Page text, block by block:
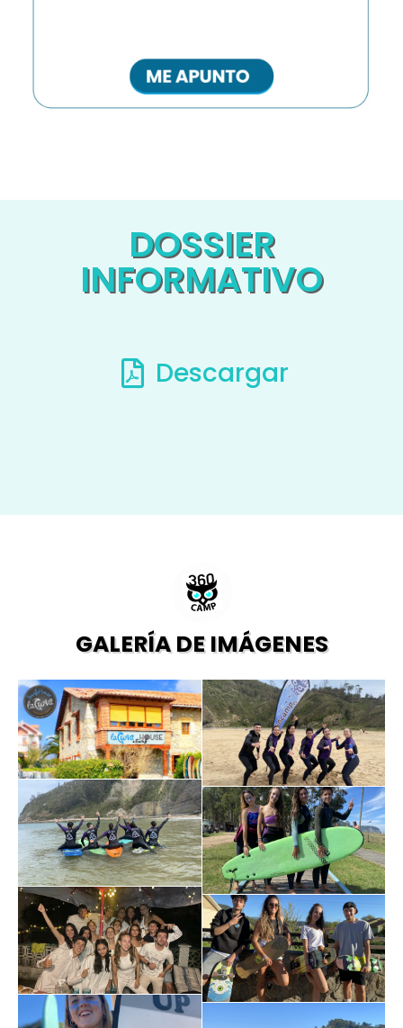
DOSSIER
INFORMATIVO
Descargar
GALERÍA DE IMÁGENES